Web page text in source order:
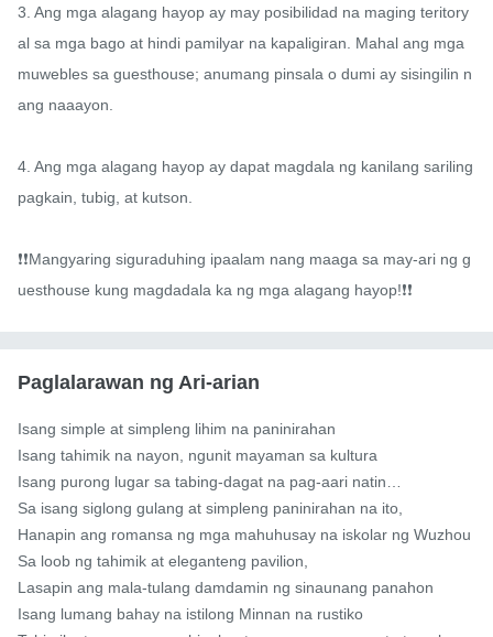
3. Ang mga alagang hayop ay may posibilidad na maging teritory
al sa mga bago at hindi pamilyar na kapaligiran. Mahal ang mga
muwebles sa guesthouse; anumang pinsala o dumi ay sisingilin n
ang naaayon.
4. Ang mga alagang hayop ay dapat magdala ng kanilang sariling
pagkain, tubig, at kutson.
❗️❗️Mangyaring siguraduhing ipaalam nang maaga sa may-ari ng g
uesthouse kung magdadala ka ng mga alagang hayop!❗️❗️
Paglalarawan ng Ari-arian
Isang simple at simpleng lihim na paninirahan
Isang tahimik na nayon, ngunit mayaman sa kultura
Isang purong lugar sa tabing-dagat na pag-aari natin…
Sa isang siglong gulang at simpleng paninirahan na ito,
Hanapin ang romansa ng mga mahuhusay na iskolar ng Wuzhou
Sa loob ng tahimik at eleganteng pavilion,
Lasapin ang mala-tulang damdamin ng sinaunang panahon
Isang lumang bahay na istilong Minnan na rustiko